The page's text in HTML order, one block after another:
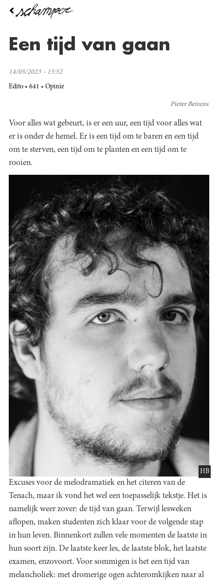
Overslaan
inhoudEen tijd van gaan
14/05/2023 – 15:52
Edito 641 Opinie
Pieter Beirens
Voor alles wat gebeurt, is er een uur, een tijd voor alles wat
er is onder de hemel. Er is een tijd om te baren en een tijd
om te sterven, een tijd om te planten en een tijd om te
rooien.
HB
Excuses voor de melodramatiek en het citeren van de
Tenach, maar ik vond het wel een toepasselijk tekstje. Het is
namelijk weer zover: de tijd van gaan. Terwijl lesweken
aflopen, maken studenten zich klaar voor de volgende stap
in hun leven. Binnenkort zullen vele momenten de laatste in
hun soort zijn. De laatste keer les, de laatste blok, het laatste
examen, enzovoort. Voor sommigen is het een tijd van
melancholiek: met dromerige ogen achteromkijken naar al